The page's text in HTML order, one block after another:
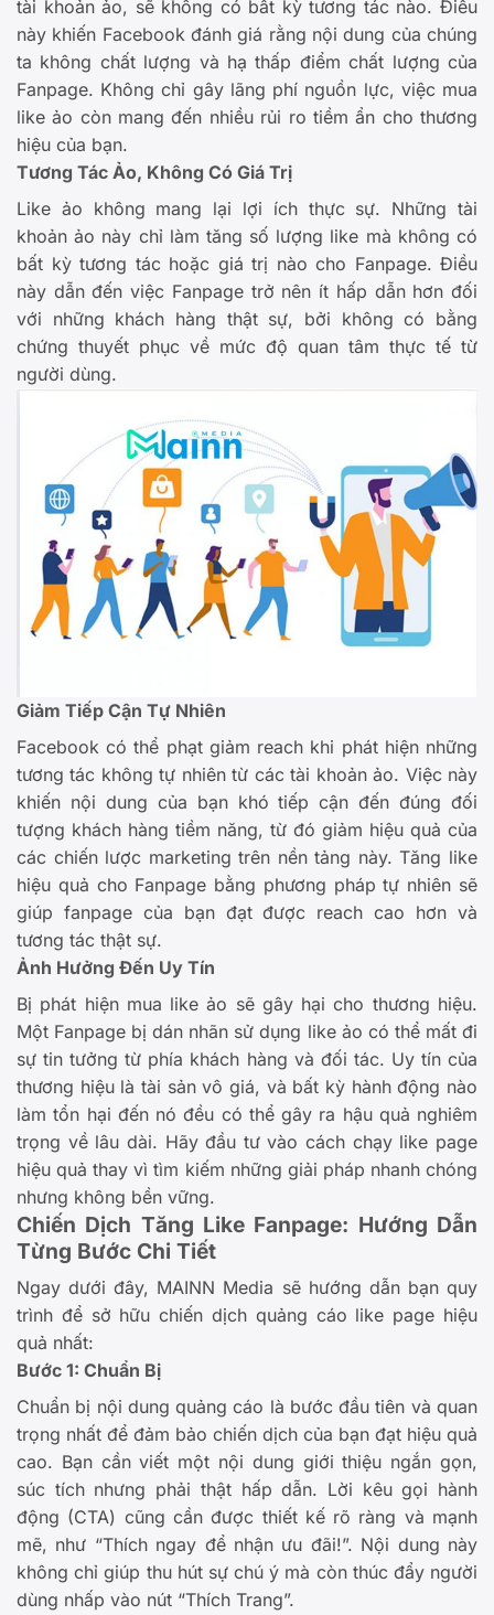
tài khoản ảo, sẽ không có bất kỳ tương tác nào. Điều
này khiến Facebook đánh giá rằng nội dung của chúng
ta không chất lượng và hạ thấp điểm chất lượng của
Fanpage. Không chỉ gây lãng phí nguồn lực, việc mua
like ảo còn mang đến nhiều rủi ro tiềm ẩn cho thương
hiệu của bạn.
Tương Tác Ảo, Không Có Giá Trị
Like ảo không mang lại lợi ích thực sự. Những tài
khoản ảo này chỉ làm tăng số lượng like mà không có
bất kỳ tương tác hoặc giá trị nào cho Fanpage. Điều
này dẫn đến việc Fanpage trở nên ít hấp dẫn hơn đối
với những khách hàng thật sự, bởi không có bằng
chứng thuyết phục về mức độ quan tâm thực tế từ
người dùng.
Giảm Tiếp Cận Tự Nhiên
Facebook có thể phạt giảm reach khi phát hiện những
tương tác không tự nhiên từ các tài khoản ảo. Việc này
khiến nội dung của bạn khó tiếp cận đến đúng đối
tượng khách hàng tiềm năng, từ đó giảm hiệu quả của
các chiến lược marketing trên nền tảng này. Tăng like
hiệu quả cho Fanpage bằng phương pháp tự nhiên sẽ
giúp fanpage của bạn đạt được reach cao hơn và
tương tác thật sự.
Ảnh Hưởng Đến Uy Tín
Bị phát hiện mua like ảo sẽ gây hại cho thương hiệu.
Một Fanpage bị dán nhãn sử dụng like ảo có thể mất đi
sự tin tưởng từ phía khách hàng và đối tác. Uy tín của
thương hiệu là tài sản vô giá, và bất kỳ hành động nào
làm tổn hại đến nó đều có thể gây ra hậu quả nghiêm
trọng về lâu dài. Hãy đầu tư vào cách chạy like page
hiệu quả thay vì tìm kiếm những giải pháp nhanh chóng
nhưng không bền vững.
Chiến Dịch Tăng Like Fanpage: Hướng Dẫn
Từng Bước Chi Tiết
Ngay dưới đây, MAINN Media sẽ hướng dẫn bạn quy
trình để sở hữu chiến dịch quảng cáo like page hiệu
quả nhất:
Bước 1: Chuẩn Bị
Chuẩn bị nội dung quảng cáo là bước đầu tiên và quan
trọng nhất để đảm bảo chiến dịch của bạn đạt hiệu quả
cao. Bạn cần viết một nội dung giới thiệu ngắn gọn,
súc tích nhưng phải thật hấp dẫn. Lời kêu gọi hành
động (CTA) cũng cần được thiết kế rõ ràng và mạnh
mẽ, như “Thích ngay để nhận ưu đãi!”. Nội dung này
không chỉ giúp thu hút sự chú ý mà còn thúc đẩy người
dùng nhấp vào nút “Thích Trang”.